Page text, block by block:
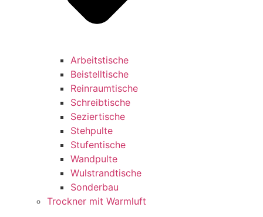
Arbeitstische
Beistelltische
Reinraumtische
Schreibtische
Seziertische
Stehpulte
Stufentische
Wandpulte
Wulstrandtische
Sonderbau
Trockner mit Warmluft